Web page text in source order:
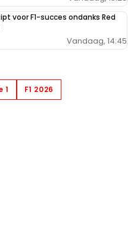
voor F1-succes ondanks Red
Vandaag, 14:45
1
F1 2026